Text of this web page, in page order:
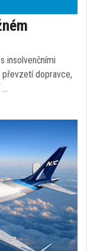
insolvenčními
dopravce,
…